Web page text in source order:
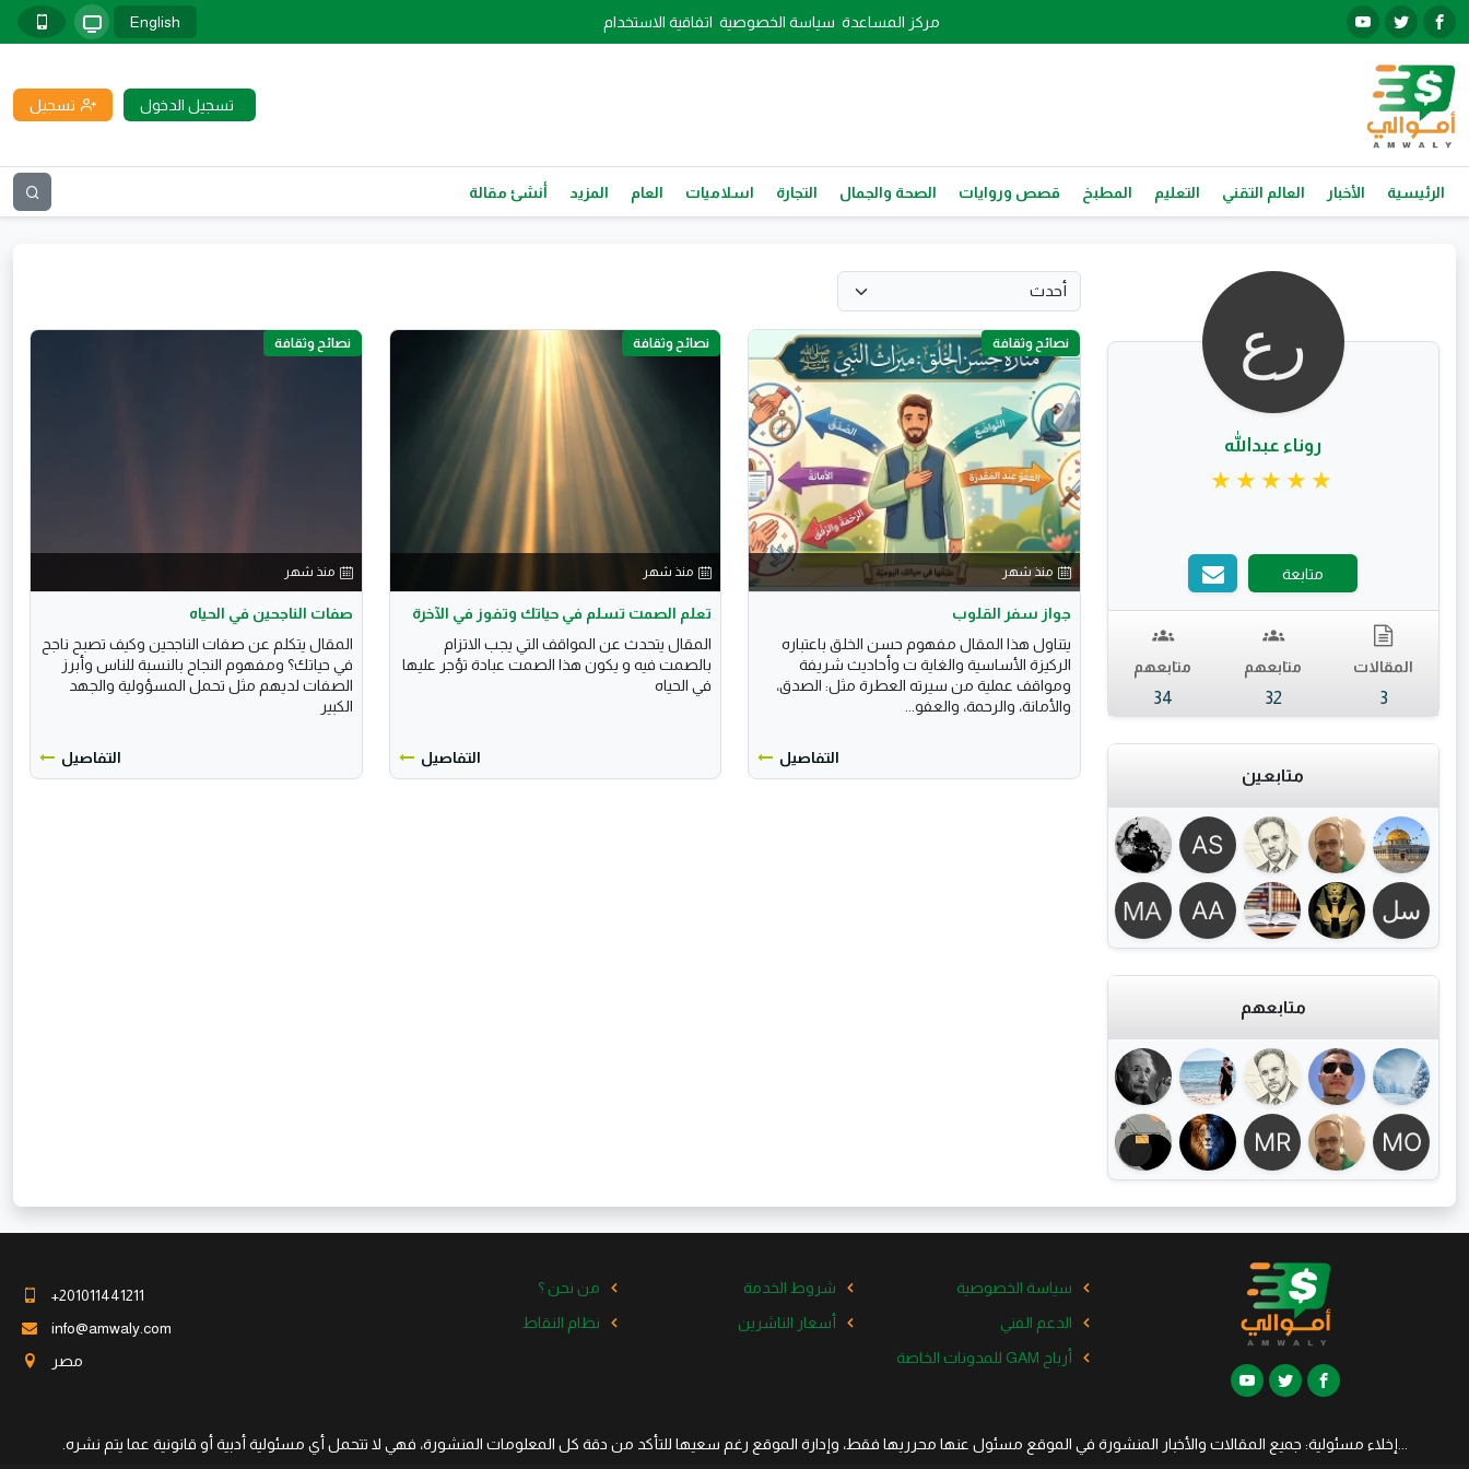
مركز المساعدة سياسة الخصوصية اتفاقية الاستخدام English
تسجيل الدخول تسجيل
الرئيسية الأخبار العالم التقني التعليم المطبخ قصص وروايات الصحة والجمال التجارة اسلاميات العام المزيد أنشئ مقالة
روناء عبدالله
متابعة
المقالات
3
متابعهم
32
متابعهم
34
متابعين
متابعهم
نصائح وثقافة
منذ شهر
جواز سفر القلوب
يتناول هذا المقال مفهوم حسن الخلق باعتباره
الركيزة الأساسية والغاية ت وأحاديث شريفة
ومواقف عملية من سيرته العطرة مثل: الصدق،
والأمانة، والرحمة، والعفو...
التفاصيل
نصائح وثقافة
منذ شهر
تعلم الصمت تسلم في حياتك وتفوز في الآخرة
المقال يتحدث عن المواقف التي يجب الاتزام
بالصمت فيه و يكون هذا الصمت عبادة تؤجر عليها
في الحياه
التفاصيل
نصائح وثقافة
منذ شهر
صفات الناجحين في الحياه
المقال يتكلم عن صفات الناجحين وكيف تصبح ناجح
في حياتك؟ ومفهوم النجاح بالنسبة للناس وأبرز
الصفات لديهم مثل تحمل المسؤولية والجهد
الكبير
التفاصيل
سياسة الخصوصية شروط الخدمة
من نحن ؟
الدعم الفني
أسعار الناشرين
نظام النقاط
أرباح GAM للمدونات الخاصة
+201011441211
info@amwaly.com
مصر
...إخلاء مسئولية: جميع المقالات والأخبار المنشورة في الموقع مسئول عنها محرريها فقط، وإدارة الموقع رغم سعيها للتأكد من دقة كل المعلومات المنشورة، فهي لا تتحمل أي مسئولية أدبية أو قانونية عما يتم نشره.